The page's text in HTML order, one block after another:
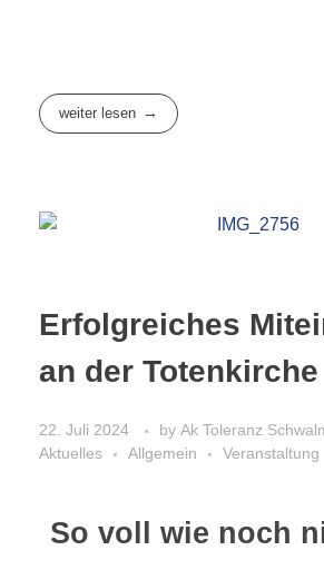
weiter lesen
Erfolgreiches
an der Totenkirche
22. Juli 2024 by Ak Toleranz
Aktuelles
Allgemein Veranstaltung
So voll wie noch